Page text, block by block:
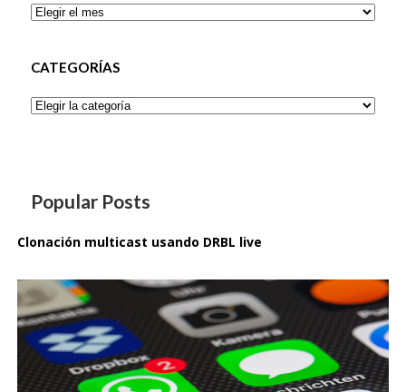
Archivos
CATEGORÍAS
Categorías
Popular Posts
Clonación multicast usando DRBL live